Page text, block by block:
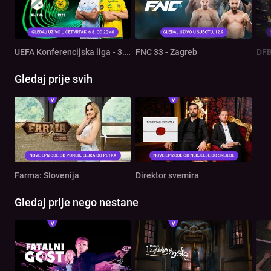
UEFA Konferencijska liga - 3. pretkolo: Rijeka - Ilves FNC 33 - Zagreb
Gledaj prije svih
Farma: Slovenija Direktor svemira
Gledaj prije nego nestane